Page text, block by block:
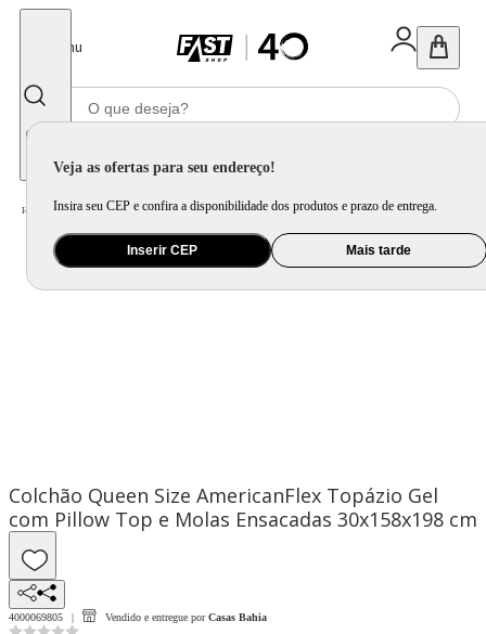
Menu
Veja as ofertas para seu endereço!
Insira seu CEP e confira a disponibilidade dos produtos e prazo de entrega.
Inserir CEP Mais tarde
Home Móveis e Decoração / Móveis para Quarto / Colchão e Pillow Top
Colchão Queen Size AmericanFlex Topázio Gel
com Pillow Top e Molas Ensacadas 30x158x198 cm
4000069805 Vendido e entregue por Casas Bahia